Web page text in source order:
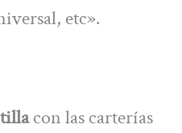
etc».
con las carterías